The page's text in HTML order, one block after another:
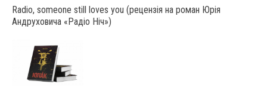
Radio, someone still loves you (рецензія на роман Юрія
Андруховича «Радіо Ніч»)